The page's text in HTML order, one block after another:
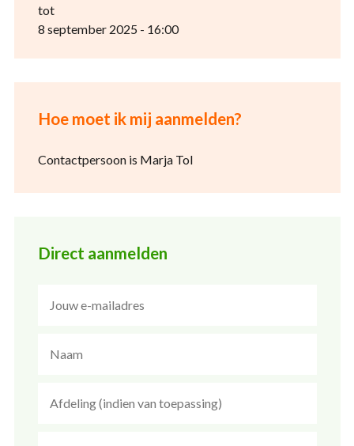
tot
8 september 2025 - 16:00
Hoe moet ik mij aanmelden?
Contactpersoon is Marja Tol
Direct aanmelden